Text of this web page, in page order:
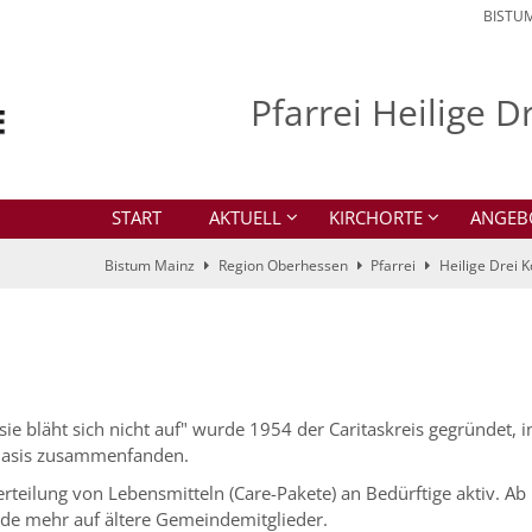
Pfarrei Heilige
START AKTUELL KIRCHORTE
Bistum Mainz Region Oberhessen Pfarrei Heilige Drei
bläht sich nicht auf" wurde 1954 der Caritaskreis gegründet,
zusammenfanden.
von Lebensmitteln (Care-Pakete) an Bedürftige aktiv.
mehr auf ältere Gemeindemitglieder.